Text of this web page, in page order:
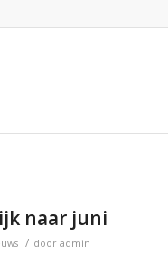
naar juni
/ door admin